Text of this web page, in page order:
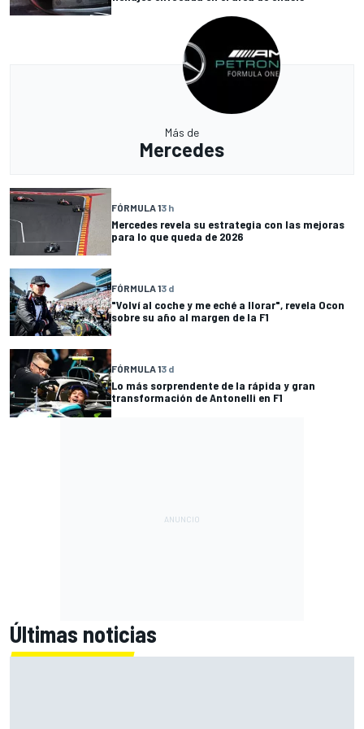
Más de
Mercedes
FÓRMULA 13 h
Mercedes revela su estrategia con las mejoras
para lo que queda de 2026
FÓRMULA 13 d
"Volví al coche y me eché a llorar", revela Ocon
sobre su año al margen de la F1
FÓRMULA 13 d
Lo más sorprendente de la rápida y gran
transformación de Antonelli en F1
Últimas noticias